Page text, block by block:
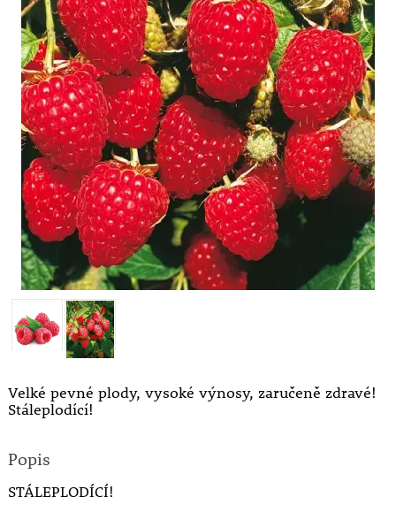
Velké pevné plody, vysoké výnosy, zaručeně zdravé!
Stáleplodící!
Popis
STÁLEPLODÍCÍ!